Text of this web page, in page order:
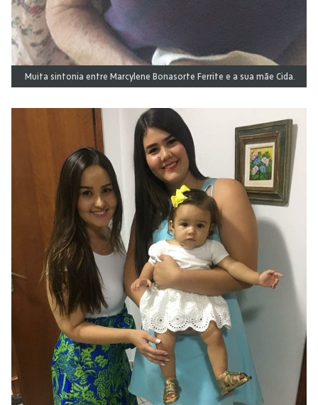
Muita sintonia entre Marcylene Bonasorte Ferrite e a sua mãe Cida.